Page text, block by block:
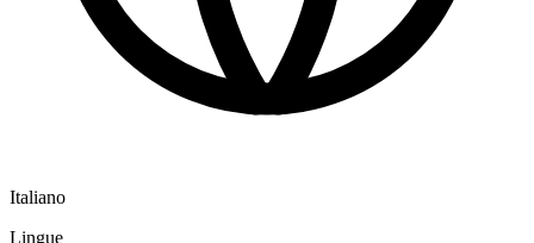
Italiano
Lingue